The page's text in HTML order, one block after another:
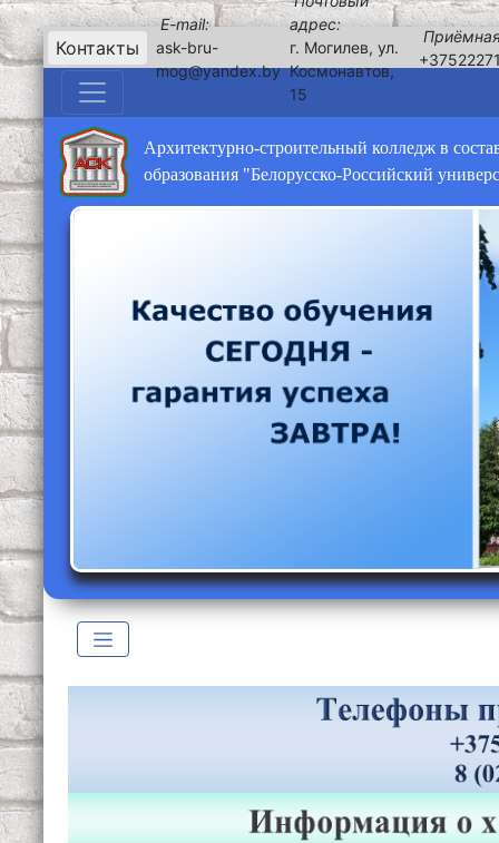
Контакты
E-mail:
ask-bru-
mog@yandex.by
адрес:
г. Могилев, ул.
Космонавтов,
15
Архитектурно-строительный колледж в
образования "Белорусско-Российский